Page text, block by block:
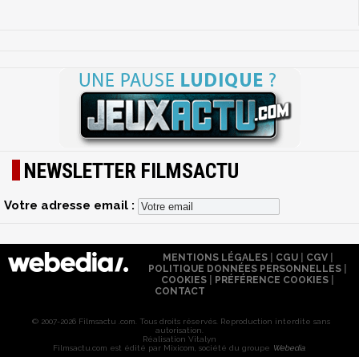
NEWSLETTER FILMSACTU
Votre adresse email :
MENTIONS LÉGALES| CGU| CGV|
POLITIQUE DONNÉES PERSONNELLES
COOKIES
PRÉFÉRENCE COOKIES
CONTACT
© 2007-2026 Filmsactu .com. Tous droits réservés. Reproduction interdite sans
autorisation.
Réalisation Vitalyn
Filmsactu .com est édité par Mixicom, société du groupe Webedia.